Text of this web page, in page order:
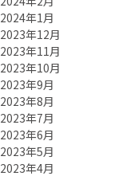
2024年1月
2023年12月
2023年11月
2023年10月
2023年9月
2023年8月
2023年7月
2023年6月
2023年5月
2023年4月